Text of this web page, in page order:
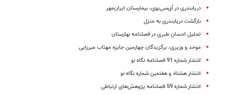
دریابندری در آی‌سی‌یوی، بیمارستان ایران‌مهر
بازگشت دریابندری به منزل
تحلیل احسان طبری در فصلنامه بهارستان
موحد و وزیری، برگزیدگان چهارمین جایزه مهتاب میرزایی
انتشار شماره 91 فصلنامه نگاه نو
انتشار هشتاد و هفتمین شماره نگاه نو
انتشار شماره 59 فصلنامه ‌پژوهش‌های ارتباطی